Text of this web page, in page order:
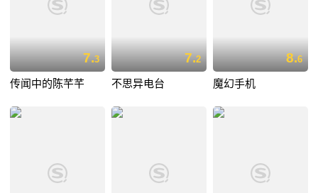
7.3
传闻中的陈芊芊
7.2
不思异电台
8.6
魔幻手机